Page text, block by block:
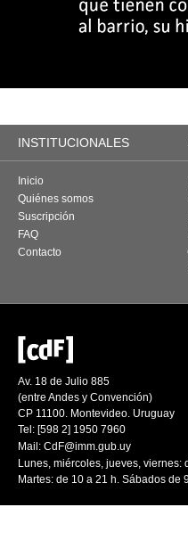
INSTITUCIONALES
Inicio
Quiénes somos
Suscripción
FAQ
Contacto
Av. 18 de Julio 885
(entre Andes y Convención)
CP 11100. Montevideo. Uruguay
Tel: [598 2] 1950 7960
Mail: CdF@imm.gub.uy
Lunes, miércoles, jueves, viernes:
Martes: de 10 a 21 h. Sábados de